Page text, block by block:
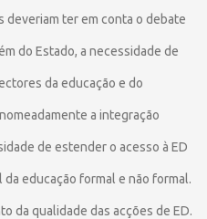
deveriam ter em conta o debate
do Estado, a necessidade de
da educação e do
a integração
de estender o acesso à ED
da educação formal e não formal.
da qualidade das acções de ED.